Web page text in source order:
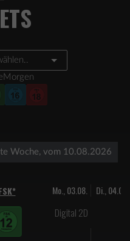
Morgen
Woche, vom 10.08.2026
Mo., 03.08. Di., 04.08.
Digital 2D